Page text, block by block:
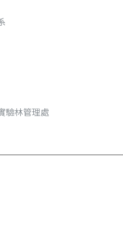
驗林管理處